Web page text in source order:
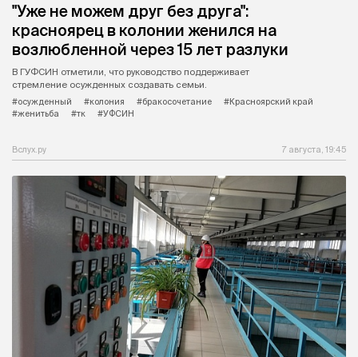
"Уже не можем друг без друга":
красноярец в колонии женился на
возлюбленной через 15 лет разлуки
В ГУФСИН отметили, что руководство поддерживает
стремление осужденных создавать семьи.
#осужденный
#колония #бракосочетание
#Красноярский край
#женитьба
#тк #УФСИН
Вслух.ру 7 августа, 19:45